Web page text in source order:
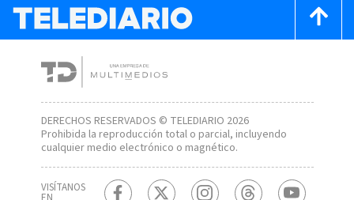
DERECHOS RESERVADOS © TELEDIARIO 2026
Prohibida la reproducción total o parcial, incluyendo
cualquier medio electrónico o magnético.
VISÍTANOS